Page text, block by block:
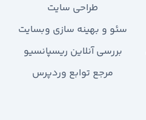
طراحی سایت
سئو و بهینه سازی وبسایت
بررسی آنلاین ریسپانسیو
مرجع توابع وردپرس